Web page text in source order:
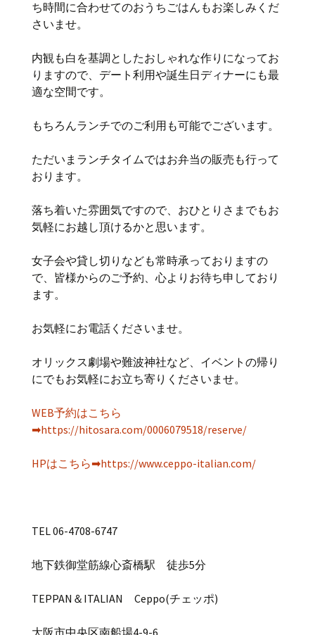
ち時間に合わせてのおうちごはんもお楽しみくだ
さいませ。
内観も白を基調としたおしゃれな作りになってお
りますので、デート利用や誕生日ディナーにも最
適な空間です。
もちろんランチでのご利用も可能でございます。
ただいまランチタイムではお弁当の販売も行って
おります。
落ち着いた雰囲気ですので、おひとりさまでもお
気軽にお越し頂けるかと思います。
女子会や貸し切りなども常時承っておりますの
で、皆様からのご予約、心よりお待ち申しており
ます。
お気軽にお電話くださいませ。
オリックス劇場や難波神社など、イベントの帰り
にでもお気軽にお立ち寄りくださいませ。
WEB予約はこちら
➡https://hitosara.com/0006079518/reserve/
HPはこちら➡https://www.ceppo-italian.com/
TEL 06-4708-6747
地下鉄御堂筋線心斎橋駅 徒歩5分
TEPPAN＆ITALIAN Ceppo(チェッポ)
大阪市中央区南船場4-9-6